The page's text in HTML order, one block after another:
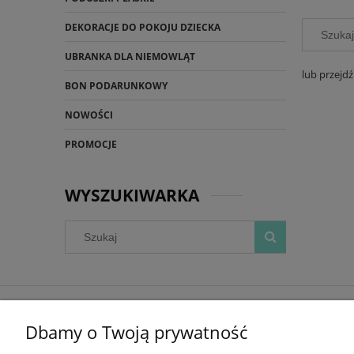
DEKORACJE DO POKOJU DZIECKA
UBRANKA DLA NIEMOWLĄT
BON PODARUNKOWY
NOWOŚCI
PROMOCJE
WYSZUKIWARKA
lub
DOKONAJ ZWROTU
Dbamy o Twoją prywatność